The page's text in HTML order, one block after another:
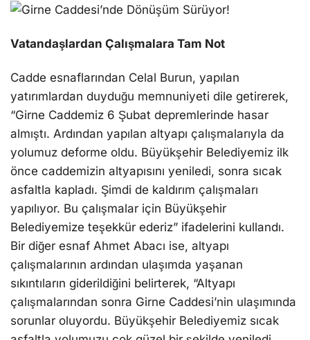
Vatandaşlardan Çalışmalara Tam Not
Cadde esnaflarından Celal Burun, yapılan
yatırımlardan duyduğu memnuniyeti dile getirerek,
“Girne Caddemiz 6 Şubat depremlerinde hasar
almıştı. Ardından yapılan altyapı çalışmalarıyla da
yolumuz deforme oldu. Büyükşehir Belediyemiz ilk
önce caddemizin altyapısını yeniledi, sonra sıcak
asfaltla kapladı. Şimdi de kaldırım çalışmaları
yapılıyor. Bu çalışmalar için Büyükşehir
Belediyemize teşekkür ederiz” ifadelerini kullandı.
Bir diğer esnaf Ahmet Abacı ise, altyapı
çalışmalarının ardından ulaşımda yaşanan
sıkıntıların giderildiğini belirterek, “Altyapı
çalışmalarından sonra Girne Caddesi’nin ulaşımında
sorunlar oluyordu. Büyükşehir Belediyemiz sıcak